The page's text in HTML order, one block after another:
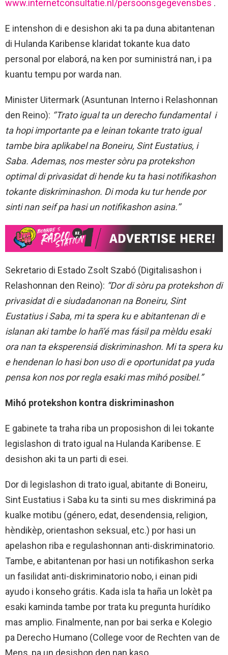
www.internetconsultatie.nl/persoonsgegevensbes .
E intenshon di e desishon aki ta pa duna abitantenan
di Hulanda Karibense klaridat tokante kua dato
personal por elaborá, na ken por suministrá nan, i pa
kuantu tempu por warda nan.
Minister Uitermark (Asuntunan Interno i Relashonnan
den Reino): ‘’Trato igual ta un derecho fundamental i
ta hopi importante pa e leinan tokante trato igual
tambe bira aplikabel na Boneiru, Sint Eustatius, i
Saba. Ademas, nos mester sòru pa protekshon
optimal di privasidat di hende ku ta hasi notifikashon
tokante diskriminashon. Di moda ku tur hende por
sinti nan seif pa hasi un notifikashon asina.’’
Sekretario di Estado Zsolt Szabó (Digitalisashon i
Relashonnan den Reino): “Dor di sòru pa protekshon di
privasidat di e siudadanonan na Boneiru, Sint
Eustatius i Saba, mi ta spera ku e abitantenan di e
islanan aki tambe lo hañ’é mas fásil pa mèldu esaki
ora nan ta eksperensiá diskriminashon. Mi ta spera ku
e hendenan lo hasi bon uso di e oportunidat pa yuda
pensa kon nos por regla esaki mas mihó posibel.”
Mihó protekshon kontra diskriminashon
E gabinete ta traha riba un proposishon di lei tokante
legislashon di trato igual na Hulanda Karibense. E
desishon aki ta un parti di esei.
Dor di legislashon di trato igual, abitante di Boneiru,
Sint Eustatius i Saba ku ta sinti su mes diskriminá pa
kualke motibu (género, edat, desendensia, religion,
hèndikèp, orientashon seksual, etc.) por hasi un
apelashon riba e regulashonnan anti-diskriminatorio.
Tambe, e abitantenan por hasi un notifikashon serka
un fasilidat anti-diskriminatorio nobo, i einan pidi
ayudo i konseho grátis. Kada isla ta haña un lokèt pa
esaki kaminda tambe por trata ku pregunta hurídiko
mas amplio. Finalmente, nan por bai serka e Kolegio
pa Derecho Humano (College voor de Rechten van de
Mens, pa un desishon den nan kaso.